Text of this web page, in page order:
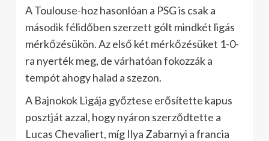
A Toulouse-hoz hasonlóan a PSG is csak a
második félidőben szerzett gólt mindkét ligás
mérkőzésükön. Az első két mérkőzésüket 1-0-
ra nyerték meg, de várhatóan fokozzák a
tempót ahogy halad a szezon.
A Bajnokok Ligája győztese erősítette kapus
posztját azzal, hogy nyáron szerződtette a
Lucas Chevaliert, míg Ilya Zabarnyi a francia